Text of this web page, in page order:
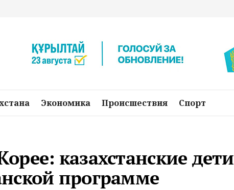
Экономика Происшествия Спорт
казахстанские дети
программе